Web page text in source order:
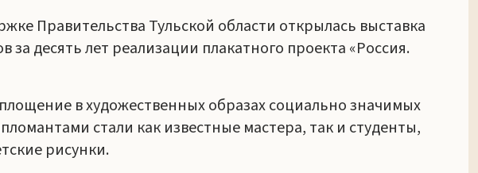
Правительства Тульской области открылась выставка
десять лет реализации плакатного проекта «Россия.
в художественных образах социально значимых
стали как известные мастера, так и студенты,
рисунки.